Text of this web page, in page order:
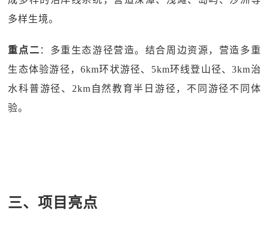
多样生境。
重点二 ：多重生态游径营造。结合周边资源，营造多重
生态体验游径，6km环状游径、5km环线登山径、3km治
水科普游径、2km自然教育半日游径，不同游径不同体
验。
三、项目亮点